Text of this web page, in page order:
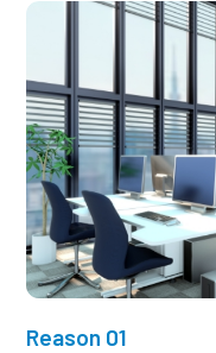
Reason 01